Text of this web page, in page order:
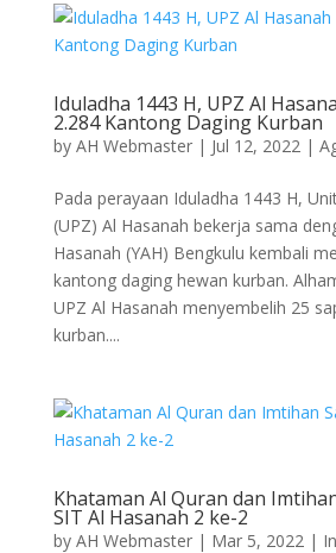
Iduladha 1443 H, UPZ Al
2.284 Kantong Daging Kurban
by AH Webmaster| Jul 12, 2022|
Pada perayaan Iduladha 1443 H,
(UPZ) Al Hasanah bekerja sama
Hasanah (YAH) Bengkulu kembali
kantong daging hewan kurban.
UPZ Al Hasanah menyembelih 25
kurban....
Khataman Al Quran dan
SIT Al Hasanah 2 ke-2
by AH Webmaster| Mar 5, 2022|